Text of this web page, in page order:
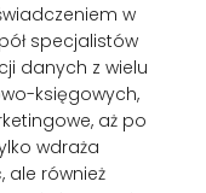
w
specjalistów
danych z wielu
księgowych,
aż po
wdraża
, ale również